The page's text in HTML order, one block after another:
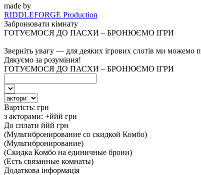
made by
RIDDLEFORGE Production
Забронювати кімнату
ГОТУЄМОСЯ ДО ПАСХИ – БРОНЮЄМО ІГРИ
Зверніть увагу — для деяких ігрових слотів ми можемо
Дякуємо за розуміння!
ГОТУЄМОСЯ ДО ПАСХИ – БРОНЮЄМО ІГРИ
Вартість: грн
з акторами: +ййй грн
До сплати ййй грн
(Мультибронирование со скидкой Комбо)
(Мультибронирование)
(Скидка Комбо на единичные брони)
(Есть связанные комнаты)
Додаткова інформація